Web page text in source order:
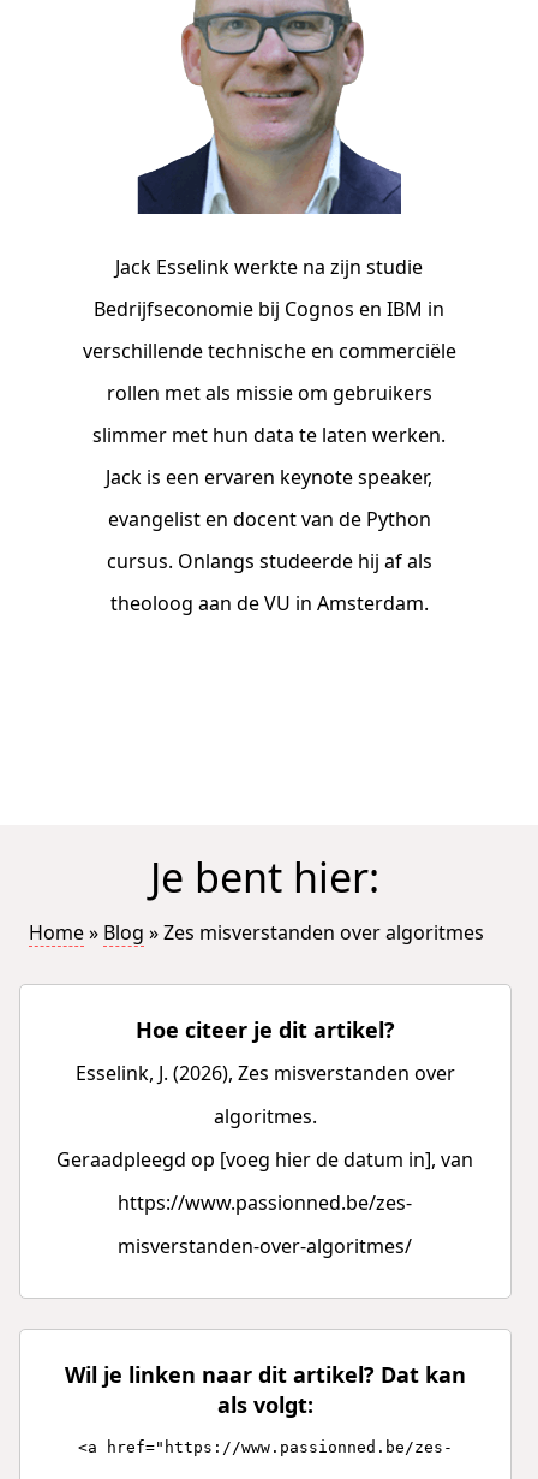
Jack Esselink werkte na zijn studie
Bedrijfseconomie bij Cognos en IBM in
verschillende technische en commerciële
rollen met als missie om gebruikers
slimmer met hun data te laten werken.
Jack is een ervaren keynote speaker,
evangelist en docent van de Python
cursus. Onlangs studeerde hij af als
theoloog aan de VU in Amsterdam.
Je bent hier:
Home» Blog »Zes misverstanden over algoritmes
Hoe citeer je dit artikel?
Esselink, J. (2026), Zes misverstanden over
algoritmes.
Geraadpleegd op [voeg hier de datum in], van
https://www.passionned.be/zes-
misverstanden-over-algoritmes/
Wil je linken naar dit artikel? Dat kan
als volgt:
<a href="https://www.passionned.be/zes-